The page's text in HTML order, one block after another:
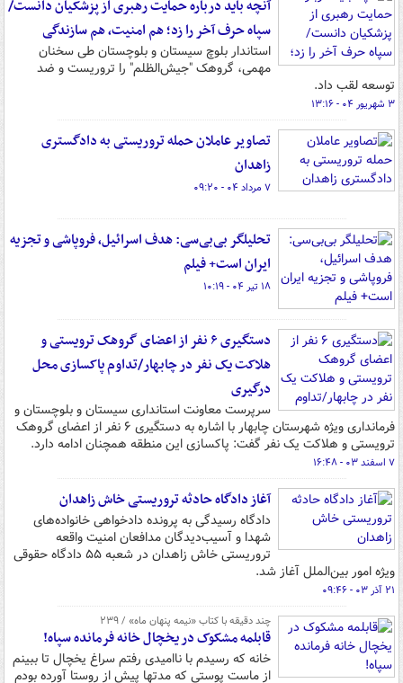
آنچه باید درباره حمایت رهبری از پزشکیان دانست/
سپاه حرف آخر را زد؛ هم امنیت، هم سازندگی
استاندار بلوچ سیستان و بلوچستان طی سخنان
مهمی، گروهک "جیش‌الظلم" را تروریست و ضد
توسعه لقب داد.
۳ شهریور ۰۴ - ۱۳:۱۶
تصاویر عاملان حمله تروریستی به دادگستری
زاهدان
۷ مرداد ۰۴ - ۰۹:۲۰
تحلیلگر بی‌بی‌سی: هدف اسرائیل، فروپاشی و تجزیه
ایران است+ فیلم
۱۸ تیر ۰۴ - ۱۰:۱۹
دستگیری ۶ نفر از اعضای گروهک ترویستی و
هلاکت یک نفر در چابهار/تداوم پاکسازی محل
درگیری
سرپرست معاونت استانداری سیستان و بلوچستان و
فرمانداری ویژه شهرستان چابهار با اشاره به دستگیری ۶ نفر از اعضای گروهک
ترویستی و هلاکت یک نفر گفت: پاکسازی این منطقه همچنان ادامه دارد.
۷ اسفند ۰۳ - ۱۶:۴۸
آغاز دادگاه حادثه تروریستی خاش زاهدان
دادگاه رسیدگی به پرونده دادخواهی خانواده‌های
شهدا و آسیب‌دیدگان مدافعان امنیت واقعه
تروریستی خاش زاهدان در شعبه ۵۵ دادگاه حقوقی
ویژه امور بین‌الملل آغاز شد.
۲۱ آذر ۰۳ - ۰۹:۴۶
چند دقیقه با کتاب‌ «نیمه پنهان ماه» / ۲۳۹
قابلمه مشکوک در یخچال خانه فرمانده سپاه!
خانه که رسیدم با ناامیدی رفتم سراغ یخچال تا ببینم
از ماست پوستی که مدتها پیش از روستا آورده بودم